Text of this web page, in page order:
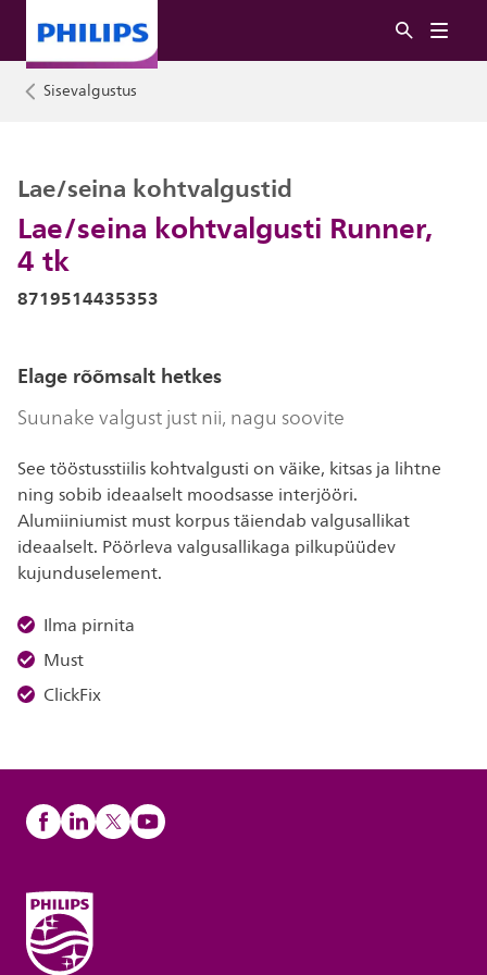
Sisevalgustus
Lae/seina kohtvalgusti Runner,
4 tk
Lae/seina kohtvalgustid
8719514435353
Elage rõõmsalt hetkes
Suunake valgust just nii, nagu soovite
See tööstusstiilis kohtvalgusti on väike, kitsas ja lihtne
ning sobib ideaalselt moodsasse interjööri.
Alumiiniumist must korpus täiendab valgusallikat
ideaalselt. Pöörleva valgusallikaga pilkupüüdev
kujunduselement.
Ilma pirnita
Must
ClickFix